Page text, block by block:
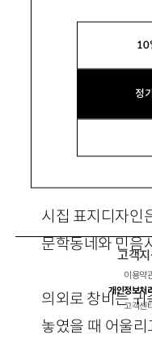
10
정
시집 표지디자인
문학동네와 민음
의외로 창비는
놓였을 때 어울
고객
이용약
개인정보처
고객센